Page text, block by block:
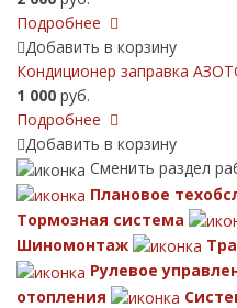
Подробнее
Добавить в корзину
Кондиционер заправка
1 000 руб.
Подробнее
Добавить в корзину
Сменить раздел
Плановое
Тормозная система
Шиномонтаж
Рулевое
отопления